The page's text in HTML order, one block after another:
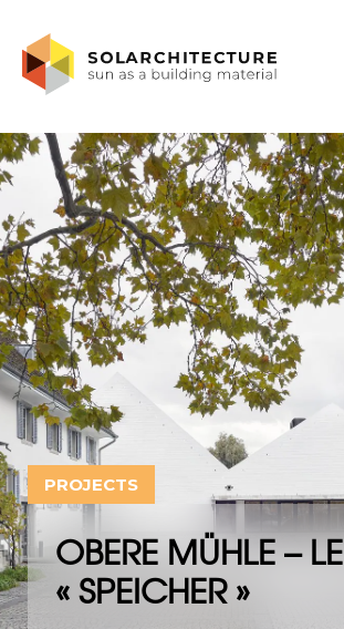
PROJECTS
OBERE MÜHLE – LE
« SPEICHER »